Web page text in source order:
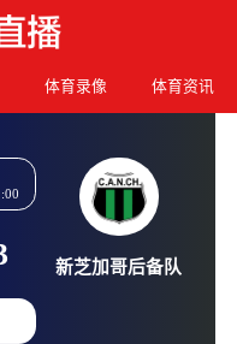
体育录像 体育资讯
阿后备
: